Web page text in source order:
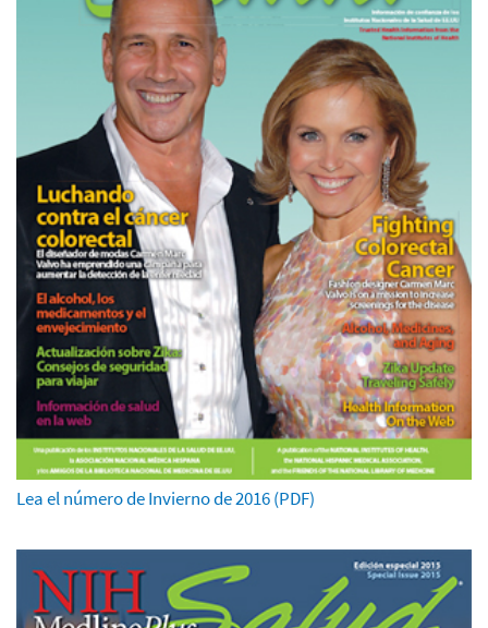
Lea el número de Invierno de 2016 (PDF)